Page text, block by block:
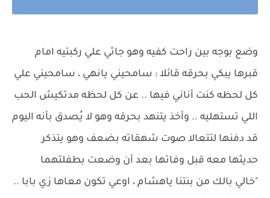
وضع بوجه بين راحت كفيه وهو جاثي علي ركبتيه امام
قبرها يبكي بحرقه قائلا : سامحيني يانهي ، سامحيني علي
كل لحظه كنت أناني فيها .. عن كل لحظه مدتكيش الحب
اللي تستهليه .. وأخذ يتنهد بحرقه وهو لا يُصدق بأنه اليوم
قد دفنها لتتعالا صوت شهقاته بضعف وهو يتذكر
حديثها معه قبل وفاتها بعد أن وضعت بطفلتهما
"خالي بالك من بنتنا ياهشام ، اوعي تكون معاها زي بابا ..